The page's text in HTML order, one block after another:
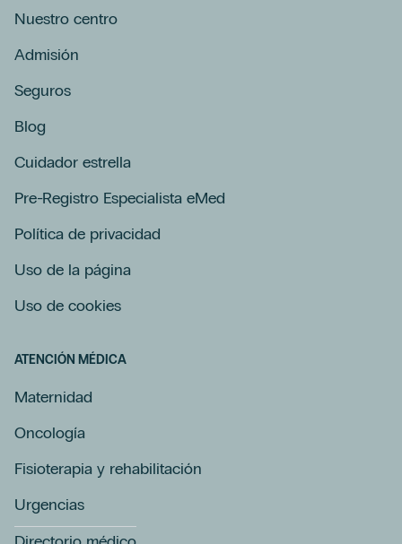
Nuestro centro
Admisión
Seguros
Blog
Cuidador estrella
Pre-Registro Especialista eMed
Política de privacidad
Uso de la página
Uso de cookies
ATENCIÓN MÉDICA
Maternidad
Oncología
Fisioterapia y rehabilitación
Urgencias